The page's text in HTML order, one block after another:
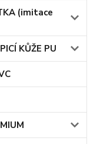
(imitace
KŮŽE PU